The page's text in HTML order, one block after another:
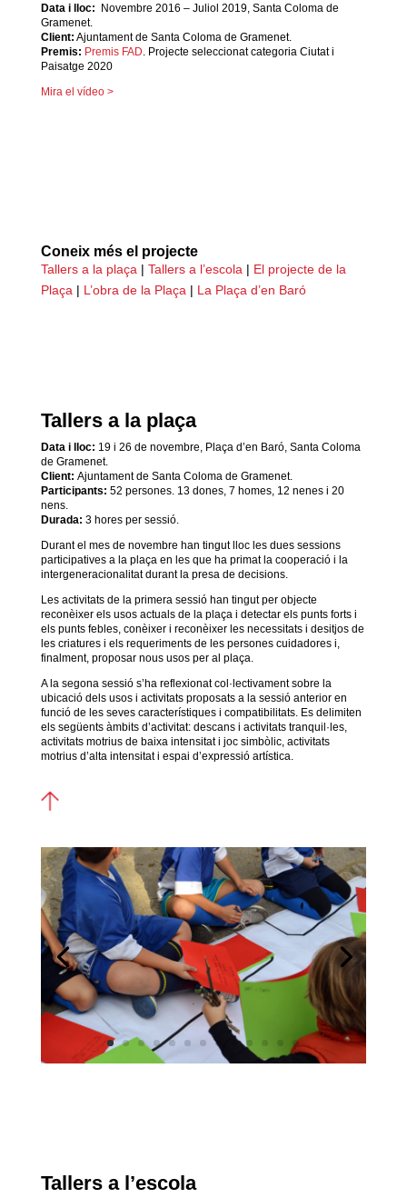
Data i lloc:
Novembre 2016 – Juliol 2019, Santa Coloma de
Gramenet.
Client: Ajuntament de Santa Coloma de Gramenet.
Premis: Premis FAD. Projecte seleccionat categoria Ciutat i
Paisatge 2020
Mira el vídeo >
Coneix més el projecte
Tallers a la plaça | Tallers a l’escola | El projecte de la
Plaça | L’obra de la Plaça | La Plaça d’en Baró
Tallers a la plaça
Data i lloc: 19 i 26 de novembre, Plaça d’en Baró, Santa Coloma
de Gramenet.
Client: Ajuntament de Santa Coloma de Gramenet.
Participants: 52 persones. 13 dones, 7 homes, 12 nenes i 20
nens.
Durada: 3hores per sessió.
Durant el mes de novembre han tingut lloc les dues sessions
participatives a la plaça en les que ha primat la cooperació i la
intergeneracionalitat durant la presa de decisions.
Les activitats de la primera sessió han tingut per objecte
reconèixer els usos actuals de la plaça i detectar els punts forts i
els punts febles, conèixer i reconèixer les necessitats i desitjos de
les criatures i els requeriments de les persones cuidadores i,
finalment, proposar nous usos per al plaça.
A la segona sessió s’ha reflexionat col·lectivament sobre la
ubicació dels usos i activitats proposats a la sessió anterior en
funció de les seves característiques i compatibilitats. Es delimiten
els següents àmbits d’activitat: descans i activitats tranquil·les,
activitats motrius de baixa intensitat i joc simbòlic, activitats
motrius d’alta intensitat i espai d’expressió artística.
Tallers a l’escola